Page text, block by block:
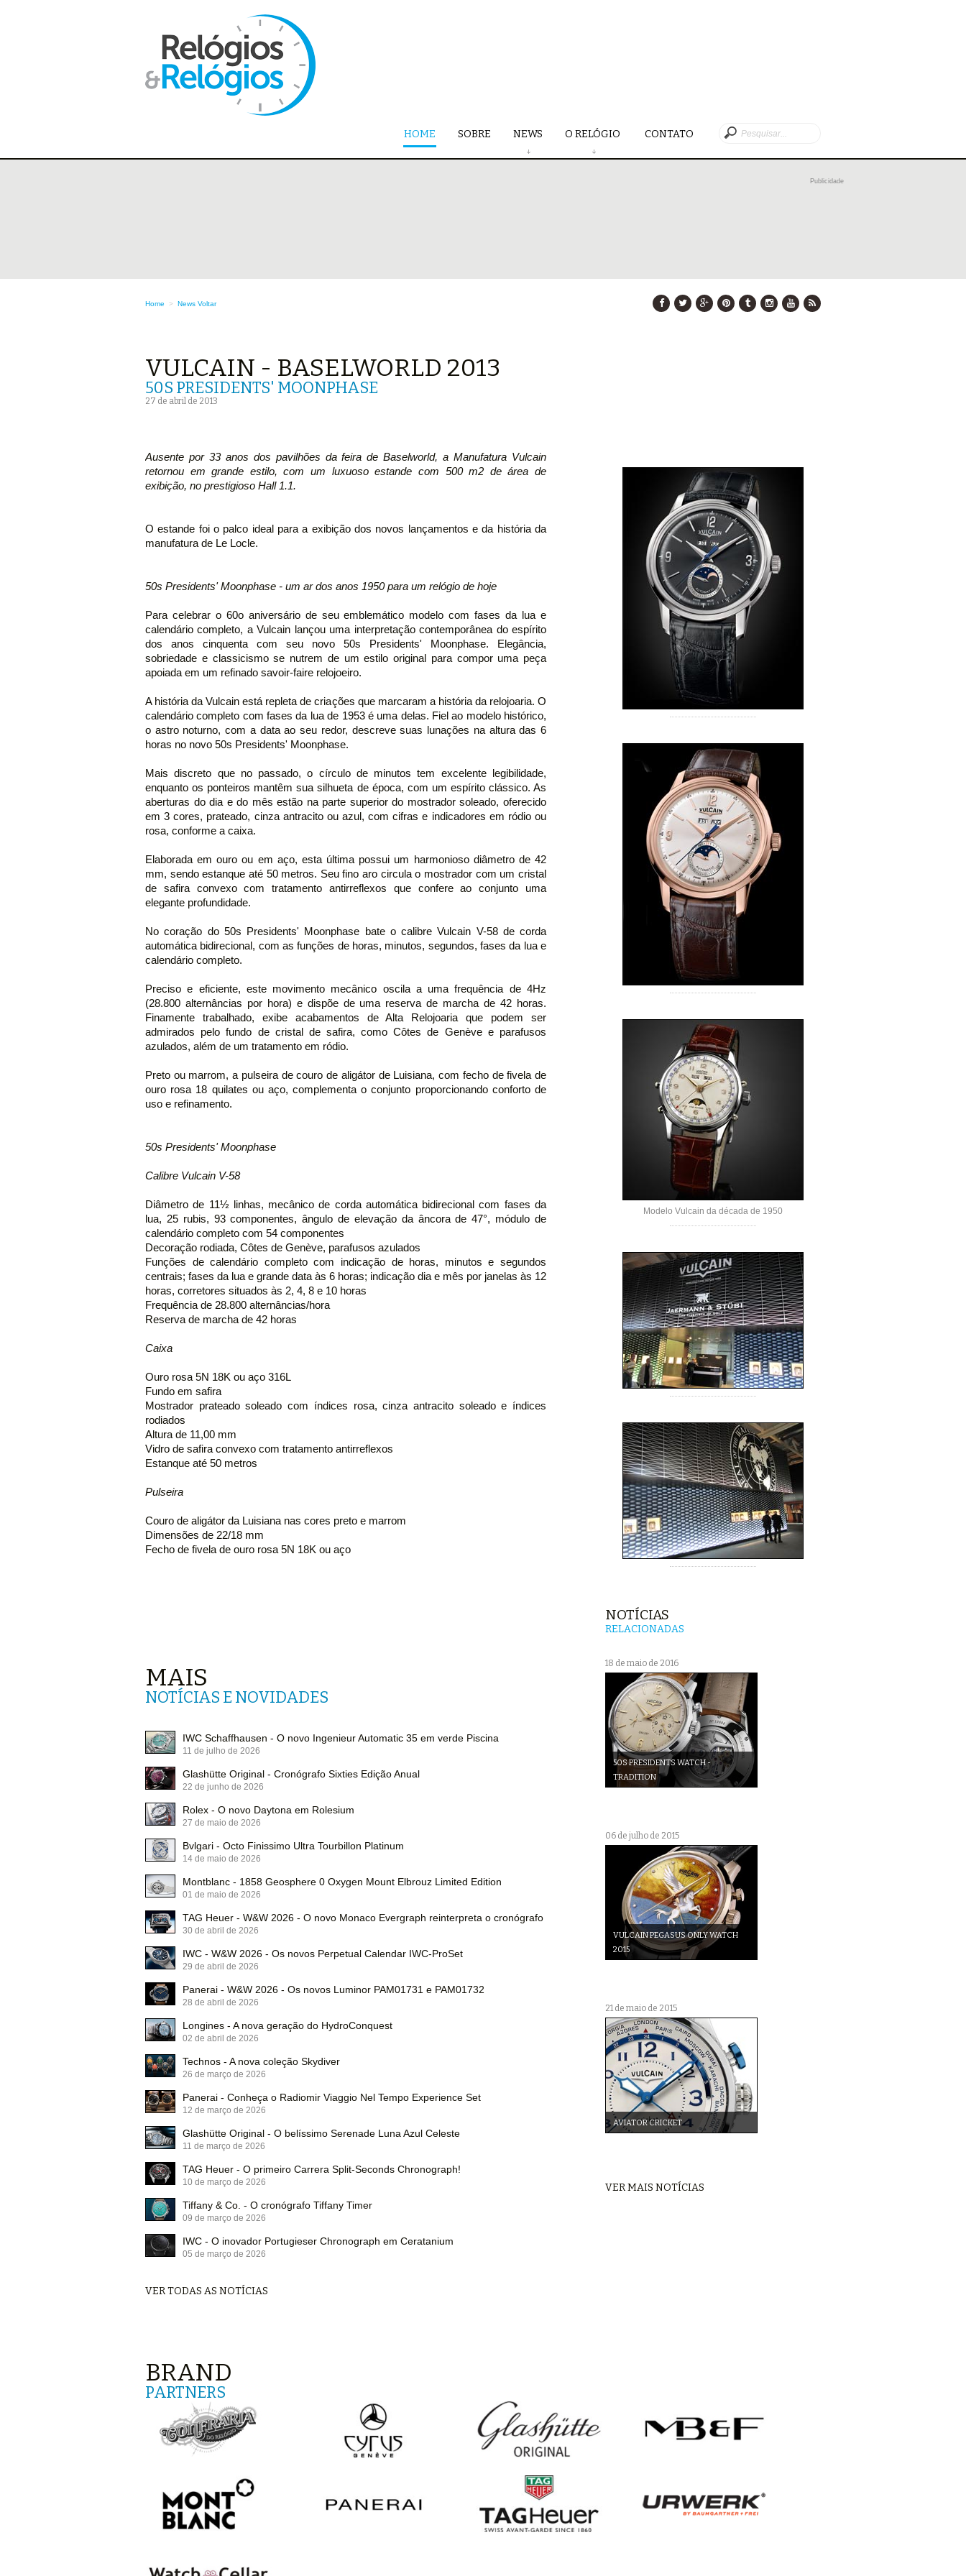
HOME SOBRE NEWS O RELÓGIO CONTATO
Publicidade
Home > News Voltar
VULCAIN - BASELWORLD 2013
50S PRESIDENTS' MOONPHASE
27 de abril de 2013
Ausente por 33 anos dos pavilhões da feira de Baselworld, a Manufatura Vulcain
retornou em grande estilo, com um luxuoso estande com 500 m2 de área de
exibição, no prestigioso Hall 1.1.
O estande foi o palco ideal para a exibição dos novos lançamentos e da história da
manufatura de Le Locle.
50s Presidents' Moonphase - um ar dos anos 1950 para um relógio de hoje
Para celebrar o 60o aniversário de seu emblemático modelo com fases da lua e
calendário completo, a Vulcain lançou uma interpretação contemporânea do espírito
dos anos cinquenta com seu novo 50s Presidents' Moonphase. Elegância,
sobriedade e classicismo se nutrem de um estilo original para compor uma peça
apoiada em um refinado savoir-faire relojoeiro.
A história da Vulcain está repleta de criações que marcaram a história da relojoaria. O
calendário completo com fases da lua de 1953 é uma delas. Fiel ao modelo histórico,
o astro noturno, com a data ao seu redor, descreve suas lunações na altura das 6
horas no novo 50s Presidents' Moonphase.
Mais discreto que no passado, o círculo de minutos tem excelente legibilidade,
enquanto os ponteiros mantêm sua silhueta de época, com um espírito clássico. As
aberturas do dia e do mês estão na parte superior do mostrador soleado, oferecido
em 3 cores, prateado, cinza antracito ou azul, com cifras e indicadores em ródio ou
rosa, conforme a caixa.
Elaborada em ouro ou em aço, esta última possui um harmonioso diâmetro de 42
mm, sendo estanque até 50 metros. Seu fino aro circula o mostrador com um cristal
de safira convexo com tratamento antirreflexos que confere ao conjunto uma
elegante profundidade.
No coração do 50s Presidents' Moonphase bate o calibre Vulcain V-58 de corda
automática bidirecional, com as funções de horas, minutos, segundos, fases da lua e
calendário completo.
Preciso e eficiente, este movimento mecânico oscila a uma frequência de 4Hz
(28.800 alternâncias por hora) e dispõe de uma reserva de marcha de 42 horas.
Finamente trabalhado, exibe acabamentos de Alta Relojoaria que podem ser
admirados pelo fundo de cristal de safira, como Côtes de Genève e parafusos
azulados, além de um tratamento em ródio.
Preto ou marrom, a pulseira de couro de aligátor de Luisiana, com fecho de fivela de
ouro rosa 18 quilates ou aço, complementa o conjunto proporcionando conforto de
uso e refinamento.
50s Presidents' Moonphase
Calibre Vulcain V-58
Diâmetro de 11½ linhas, mecânico de corda automática bidirecional com fases da
lua, 25 rubis, 93 componentes, ângulo de elevação da âncora de 47°, módulo de
calendário completo com 54 componentes
Decoração rodiada, Côtes de Genève, parafusos azulados
Funções de calendário completo com indicação de horas, minutos e segundos
centrais; fases da lua e grande data às 6 horas; indicação dia e mês por janelas às 12
horas, corretores situados às 2, 4, 8 e 10 horas
Frequência de 28.800 alternâncias/hora
Reserva de marcha de 42 horas
Caixa
Ouro rosa 5N 18K ou aço 316L
Fundo em safira
Mostrador prateado soleado com índices rosa, cinza antracito soleado e índices
rodiados
Altura de 11,00 mm
Vidro de safira convexo com tratamento antirreflexos
Estanque até 50 metros
Pulseira
Couro de aligátor da Luisiana nas cores preto e marrom
Dimensões de 22/18 mm
Fecho de fivela de ouro rosa 5N 18K ou aço
MAIS
NOTÍCIAS E NOVIDADES
IWC Schaffhausen - O novo Ingenieur Automatic 35 em verde Piscina
11 de julho de 2026
Glashütte Original - Cronógrafo Sixties Edição Anual
22 de junho de 2026
Rolex - O novo Daytona em Rolesium
27 de maio de 2026
Bvlgari - Octo Finissimo Ultra Tourbillon Platinum
14 de maio de 2026
Montblanc - 1858 Geosphere 0 Oxygen Mount Elbrouz Limited Edition
01 de maio de 2026
TAG Heuer - W&W 2026 - O novo Monaco Evergraph reinterpreta o cronógrafo
30 de abril de 2026
IWC - W&W 2026 - Os novos Perpetual Calendar IWC-ProSet
29 de abril de 2026
Panerai - W&W 2026 - Os novos Luminor PAM01731 e PAM01732
28 de abril de 2026
Longines - A nova geração do HydroConquest
02 de abril de 2026
Technos - A nova coleção Skydiver
26 de março de 2026
Panerai - Conheça o Radiomir Viaggio Nel Tempo Experience Set
12 de março de 2026
Glashütte Original - O belíssimo Serenade Luna Azul Celeste
11 de março de 2026
TAG Heuer - O primeiro Carrera Split-Seconds Chronograph!
10 de março de 2026
Tiffany & Co. - O cronógrafo Tiffany Timer
09 de março de 2026
IWC - O inovador Portugieser Chronograph em Ceratanium
05 de março de 2026
VER TODAS AS NOTÍCIAS
Modelo Vulcain da década de 1950
NOTÍCIAS
RELACIONADAS
18 de maio de 2016
50S PRESIDENTS WATCH -
TRADITION
06 de julho de 2015
VULCAIN PEGASUS ONLY WATCH
2015
21 de maio de 2015
AVIATOR CRICKET
VER MAIS NOTÍCIAS
BRAND
PARTNERS